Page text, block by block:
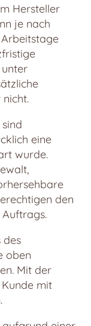
Hersteller
je nach
eine
wurde.
den
des
oben
Mit der
mit